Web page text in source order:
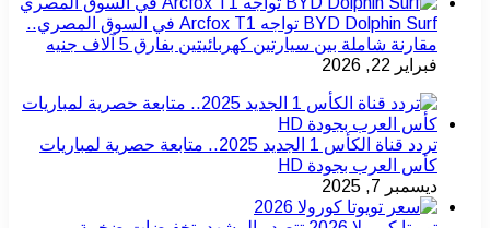
BYD Dolphin Surf تواجه Arcfox T1 في السوق المصري..
مقارنة شاملة بين سيارتين كهربائيتين بفارق 5 آلاف جنيه
فبراير 22, 2026
تردد قناة الكأس 1 الجديد 2025.. متابعة حصرية لمباريات
كأس العرب بجودة HD
ديسمبر 7, 2025